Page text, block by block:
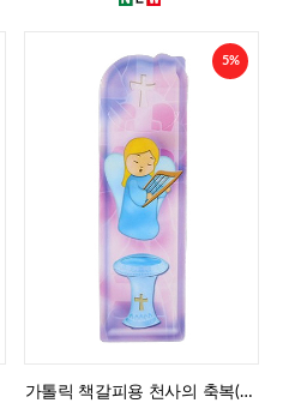
5%
가톨릭 책갈피용 천사의 축복(이